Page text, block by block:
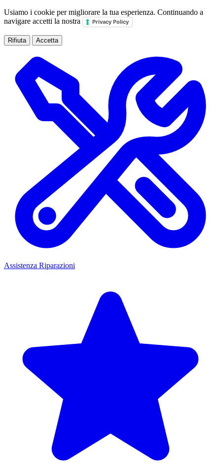
Usiamo i cookie per migliorare la tua esperienza. Continuando a
navigare accetti la nostra
Privacy Policy
Rifiuta Accetta
Assistenza Riparazioni